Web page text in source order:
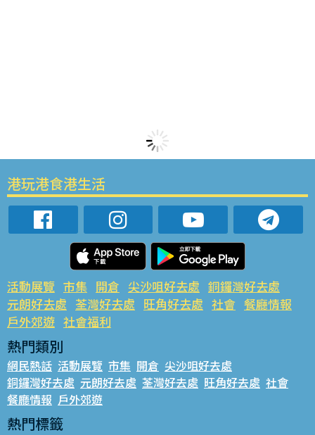
港玩港食港生活
活動展覽 市集 開倉 尖沙咀好去處 銅鑼灣好去處
元朗好去處 荃灣好去處 旺角好去處 社會 餐廳情報
戶外郊遊 社會福利
熱門類別
網民熱話 活動展覽 市集 開倉 尖沙咀好去處
銅鑼灣好去處 元朗好去處 荃灣好去處 旺角好去處 社會
餐廳情報 戶外郊遊
熱門標籤